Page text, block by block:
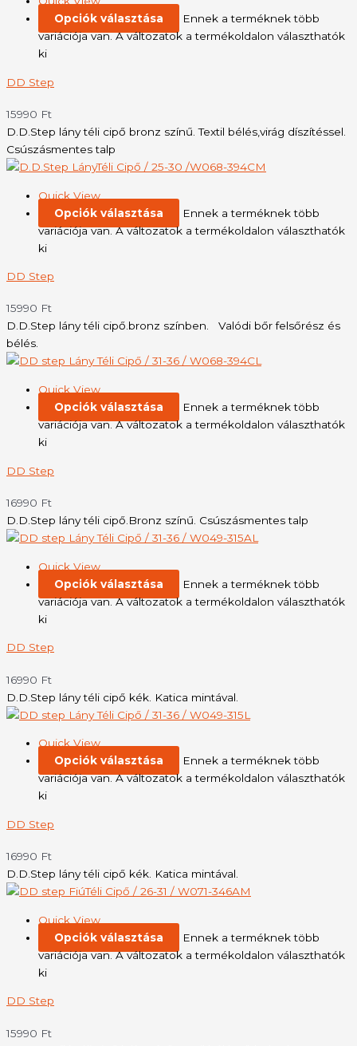
Opciók választása
Ennek a terméknek több
variációja van. A változatok a termékoldalon választhatók
ki
DD Step
15990 Ft
D.D.Step lány téli cipő bronz színű. Textil bélés,virág díszítéssel.
Csúszásmentes talp
Quick View
Opciók választása
Ennek a terméknek több
variációja van. A változatok a termékoldalon választhatók
ki
DD Step
15990 Ft
D.D.Step lány téli cipő.bronz színben. Valódi bőr felsőrész és
bélés.
Quick View
Opciók választása
Ennek a terméknek több
variációja van. A változatok a termékoldalon választhatók
ki
DD Step
16990 Ft
D.D.Step lány téli cipő.Bronz színű. Csúszásmentes talp
Quick View
Opciók választása
Ennek a terméknek több
variációja van. A változatok a termékoldalon választhatók
ki
DD Step
16990 Ft
D.D.Step lány téli cipő kék. Katica mintával.
Quick View
Opciók választása
Ennek a terméknek több
variációja van. A változatok a termékoldalon választhatók
ki
DD Step
16990 Ft
D.D.Step lány téli cipő kék. Katica mintával.
Quick View
Opciók választása
Ennek a terméknek több
variációja van. A változatok a termékoldalon választhatók
ki
DD Step
15990 Ft